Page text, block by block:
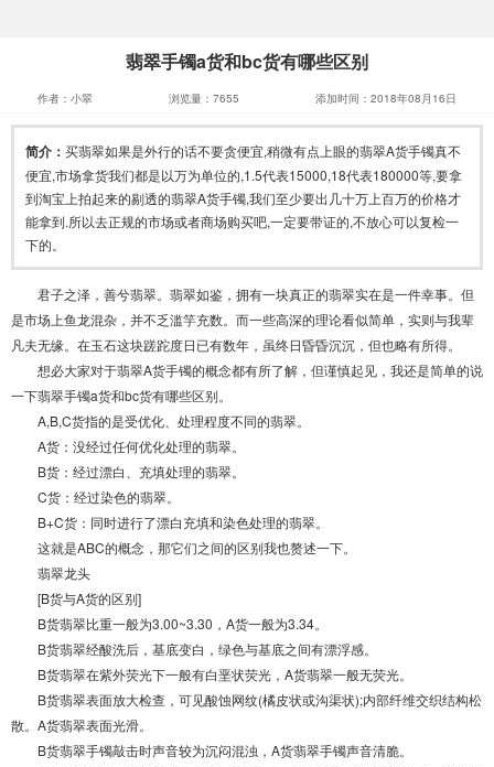
翡翠手镯a货和bc货有哪些区别
作者：小翠 浏览量：7655 添加时间：2018年08月16日
简介： 买翡翠如果是外行的话不要贪便宜,稍微有点上眼的翡翠A货手镯真不
便宜,市场拿货我们都是以万为单位的,1.5代表15000,18代表180000等,要拿
到淘宝上拍起来的剔透的翡翠A货手镯,我们至少要出几十万上百万的价格才
能拿到.所以去正规的市场或者商场购买吧,一定要带证的,不放心可以复检一
下的。
君子之泽，善兮翡翠。翡翠如鉴，拥有一块真正的翡翠实在是一件幸事。但
是市场上鱼龙混杂，并不乏滥竽充数。而一些高深的理论看似简单，实则与我辈
凡夫无缘。在玉石这块蹉跎度日已有数年，虽终日昏昏沉沉，但也略有所得。
想必大家对于翡翠A货手镯的概念都有所了解，但谨慎起见，我还是简单的说
一下翡翠手镯a货和bc货有哪些区别。
A,B,C货指的是受优化、处理程度不同的翡翠。
A货：没经过任何优化处理的翡翠。
B货：经过漂白、充填处理的翡翠。
C货：经过染色的翡翠。
B+C货：同时进行了漂白充填和染色处理的翡翠。
这就是ABC的概念，那它们之间的区别我也赘述一下。
翡翠龙头
[B货与A货的区别]
B货翡翠比重一般为3.00~3.30，A货一般为3.34。
B货翡翠经酸洗后，基底变白，绿色与基底之间有漂浮感。
B货翡翠在紫外荧光下一般有白垩状荧光，A货翡翠一般无荧光。
B货翡翠表面放大检查，可见酸蚀网纹(橘皮状或沟渠状);内部纤维交织结构松
散。A货翡翠表面光滑。
B货翡翠手镯敲击时声音较为沉闷混浊，A货翡翠手镯声音清脆。